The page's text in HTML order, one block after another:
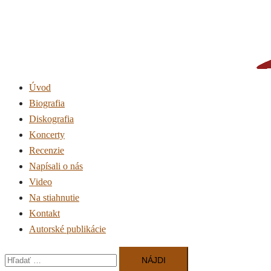
Úvod
Biografia
Diskografia
Koncerty
Recenzie
Napísali o nás
Video
Na stiahnutie
Kontakt
Autorské publikácie
Hľadať: